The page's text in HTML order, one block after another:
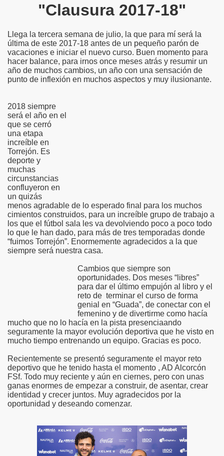
"Clausura 2017-18"
Llega la tercera semana de julio, la que para mí será la
última de este 2017-18 antes de un pequeño parón de
vacaciones e iniciar el nuevo curso. Buen momento para
hacer balance, para irnos once meses atrás y resumir un
año de muchos cambios, un año con una sensación de
punto de inflexión en muchos aspectos y muy ilusionante.
2018 siempre
será el año en el
que se cerró
una etapa
increíble en
Torrejón. Es
deporte y
muchas
circunstancias
confluyeron en
un quizás
menos agradable de lo esperado final para los muchos
cimientos construidos, para un increíble grupo de trabajo a
los que el fútbol sala les va devolviendo poco a poco todo
lo que le han dado, para más de tres temporadas donde
“fuimos Torrejón”. Enormemente agradecidos a la que
siempre será nuestra casa.
Cambios que siempre son
oportunidades. Dos meses “libres”
para dar el último empujón al libro y el
reto de terminar el curso de forma
genial en “Guada”, de conectar con el
femenino y de divertirme como hacía
mucho que no lo hacía en la pista presenciaando
seguramente la mayor evolución deportiva que he visto en
mucho tiempo entrenando un equipo. Gracias es poco.
Recientemente se presentó seguramente el mayor reto
deportivo que he tenido hasta el momento , AD Alcorcón
FSf. Todo muy reciente y aún en ciernes, pero con unas
ganas enormes de empezar a construir, de asentar, crear
identidad y crecer juntos. Muy agradecidos por la
oportunidad y deseando comenzar.